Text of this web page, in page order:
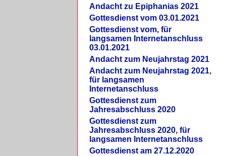
Andacht zu Epiphanias 2021
Gottesdienst vom 03.01.2021
Gottesdienst vom, für
langsamen Internetanschluss
03.01.2021
Andacht zum Neujahrstag 2021
Andacht zum Neujahrstag 2021,
für langsamen
Internetanschluss
Gottesdienst zum
Jahresabschluss 2020
Gottesdienst zum
Jahresabschluss 2020, für
langsamen Internetanschluss
Gottesdienst am 27.12.2020